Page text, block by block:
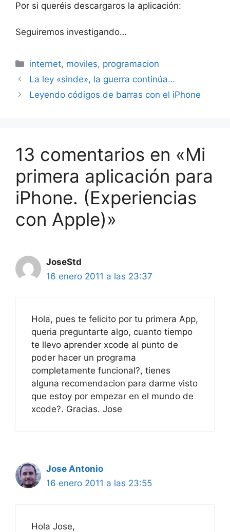
Por si queréis descargaros la aplicación:
Seguiremos investigando…
Categorías
internet, moviles, programacion
La ley «sinde», la guerra continúa…
Leyendo códigos de barras con el iPhone
13 comentarios en «Mi
primera aplicación para
iPhone. (Experiencias
con Apple)»
JoseStd
16 enero 2011 a las 23:37
Hola, pues te felicito por tu primera App,
queria preguntarte algo, cuanto tiempo
te llevo aprender xcode al punto de
poder hacer un programa
completamente funcional?, tienes
alguna recomendacion para darme visto
que estoy por empezar en el mundo de
xcode?. Gracias. Jose
Jose Antonio
16 enero 2011 a las 23:55
Hola Jose,